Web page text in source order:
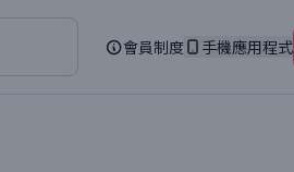
會員制度 手機應用程式